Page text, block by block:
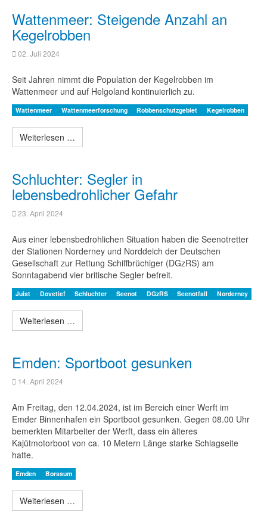
Wattenmeer: Steigende Anzahl an
Kegelrobben
02. Juli 2024
Seit Jahren nimmt die Population der Kegelrobben im
Wattenmeer und auf Helgoland kontinuierlich zu.
Wattenmeer Wattenmeerforschung Robbenschutzgebiet Kegelrobben
Weiterlesen …
Schluchter: Segler in
lebensbedrohlicher Gefahr
23. April 2024
Aus einer lebensbedrohlichen Situation haben die Seenotretter
der Stationen Norderney und Norddeich der Deutschen
Gesellschaft zur Rettung Schiffbrüchiger (DGzRS) am
Sonntagabend vier britische Segler befreit.
Juist Dovetief Schluchter Seenot DGzRS Seenotfall Norderney
Weiterlesen …
Emden: Sportboot gesunken
14. April 2024
Am Freitag, den 12.04.2024, ist im Bereich einer Werft im
Emder Binnenhafen ein Sportboot gesunken. Gegen 08.00 Uhr
bemerkten Mitarbeiter der Werft, dass ein älteres
Kajütmotorboot von ca. 10 Metern Länge starke Schlagseite
hatte.
Emden Borssum
Weiterlesen …